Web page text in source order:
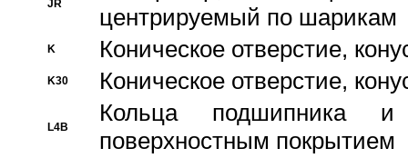
JR
центрируемый по шарикам
K Коническое отверстие,
K30 Коническое отверстие,
L4B
Кольца подшипника
поверхностным покрытием